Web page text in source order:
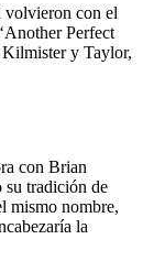
volvieron con el
Perfect
y Taylor,
con Brian
su tradición de
mismo nombre,
la